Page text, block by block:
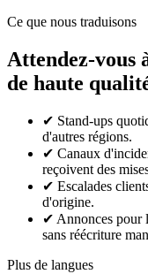
Ce que nous traduisons
Attendez-vous
de haute
✔ Stand-ups
d'autres régions.
✔ Canaux
reçoivent des
✔ Escalades
d'origine.
✔ Annonces pour
sans réécriture
Plus de langues